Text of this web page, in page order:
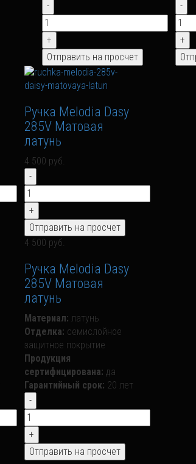
Ручка Melodia Dasy
285V Матовая
латунь
4 500 руб.
4 500 руб.
Ручка Melodia Dasy
285V Матовая
латунь
Материал: латунь
Отделка: семислойное
защитное покрытие
Продукция
сертифицирована: да
Гарантийный срок: 20 лет